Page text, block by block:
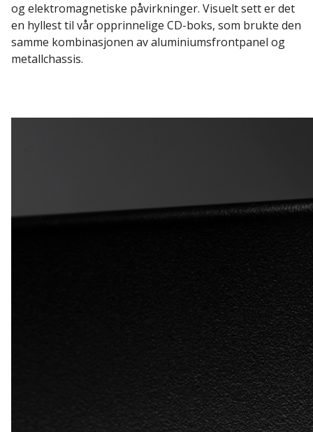
og elektromagnetiske påvirkninger. Visuelt sett er det
en hyllest til vår opprinnelige CD-boks, som brukte den
samme kombinasjonen av aluminiumsfrontpanel og
metallchassis.